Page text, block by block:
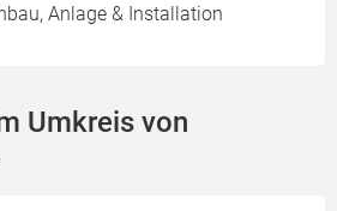
Anlage & Installation
Umkreis von